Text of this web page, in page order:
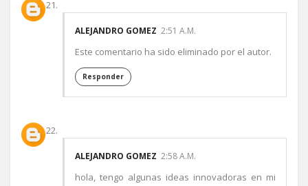
ALEJANDRO GOMEZ 2:51 A.M.
Este comentario ha sido eliminado por el autor.
Responder
ALEJANDRO GOMEZ 2:58 A.M.
hola, tengo algunas ideas innovadoras en mi